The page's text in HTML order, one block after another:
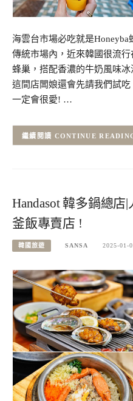
海雲台市場必吃就是
傳統市場內，近來韓國很流
蜂巢，搭配香濃的牛奶風味冰
這間店闆娘還會先請我們試
一定會很愛! …
CONTINUE
Handasot 韓多鍋總
釜飯專賣店 !
韓國旅遊 SANSA 2025-01-